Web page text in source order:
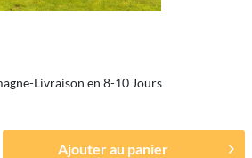
Livraison en 8-10 Jours
Ajouter au panier